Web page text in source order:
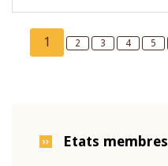
Pagination
Current
page
1 Page
2 Page
3 Page
4 Page
5
Etats membres